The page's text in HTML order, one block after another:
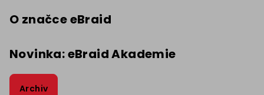
O značce eBraid
Novinka: eBraid Akademie
Archiv